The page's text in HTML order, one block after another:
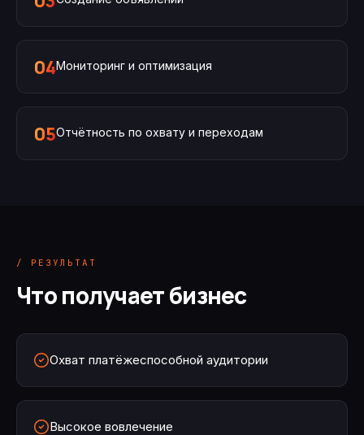
04Мониторинг и оптимизация
05Отчётность по охвату и переходам
/ РЕЗУЛЬТАТ
Что получает бизнес
Охват платёжеспособной аудитории
Высокое вовлечение